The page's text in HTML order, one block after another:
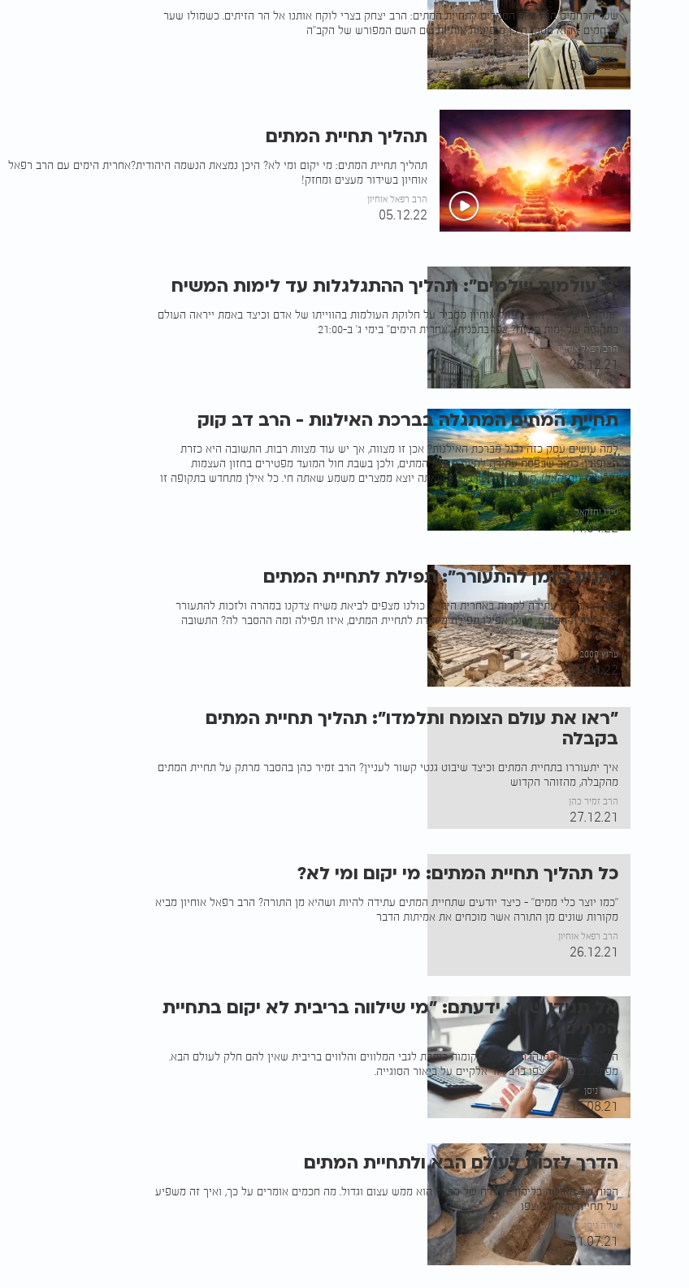
שער הרחמים הוא אחד הסמלים לתחיית המתים: הרב יצחק בצרי לוקח אותנו אל הר הזיתים. כשמולו שער
הרחמים - הוא מסמן היכן מופיעות אותיות שם השם המפורש של הקב"ה
עידו לוי
01.08.23
תהליך תחיית המתים
תהליך תחיית המתים: מי יקום ומי לא? היכן נמצאת הנשמה היהודית?אחרית הימים עם הרב רפאל
אוחיון בשידור מעצים ומחזק!
הרב רפאל אוחיון
05.12.22
"5 עולמות שלמים": תהליך ההתגלגלות עד לימות המשיח
"ותחזינה עינינו": הרב רפאל אוחיון מסביר על חלוקת העולמות בהווייתו של אדם וכיצד באמת ייראה העולם
בתקופה של ימות משיח? צפו בתכניתו "אחרית הימים" בימי ג' ב-21:00
הרב רפאל אוחיון
26.12.21
תחיית המתים המתגלה בברכת האילנות - הרב דב קוק
למה עושים עסק כזה גדול מברכת האילנות? אכן זו מצווה, אך יש עוד מצוות רבות. התשובה היא כזרת
הציפורן: כתוב שבפסח עתידה להיות תחיית המתים, ולכן בשבת חול המועד מפטירים בחזון העצמות
היבשות (יחזקאל). מצרים פירושו מת, וכשאתה יוצא ממצרים משמע שאתה חי. כל אילן מתחדש בתקופה זו
של השנה - זו תחיית המתים לשמה.
עידו יחזקאל
11.04.22
"הגיע הזמן להתעורר": תפילת לתחיית המתים
תחיית המתים עתידה לקרות באחרית הימים: כולנו מצפים לביאת משיח צדקנו במהרה ולזכות להתעורר
בעת תחיית המתים. ישנה אפילו תפילה מיוחדת לתחיית המתים, איזו תפילה ומה ההסבר לה? התשובה
בפנים
ערוץ 2000
09.01.22
"ראו את עולם הצומח ותלמדו": תהליך תחיית המתים
בקבלה
איך יתעוררו בתחיית המתים וכיצד שיבוט גנטי קשור לעניין? הרב זמיר כהן בהסבר מרתק על תחיית המתים
מהקבלה, מהזוהר הקדוש
הרב זמיר כהן
27.12.21
כל תהליך תחיית המתים: מי יקום ומי לא?
"כמו יוצר כלי ממים" - כיצד יודעים שתחיית המתים עתידה להיות ושהיא מן התורה? הרב רפאל אוחיון מביא
מקורות שונים מן התורה אשר מוכחים את אמיתות הדבר
הרב רפאל אוחיון
26.12.21
אל תגידו שלא ידעתם: "מי שילווה בריבית לא יקום בתחיית
המתים"
המשנה במסכת סנהדרין ובעוד מקומות כותבת לגבי המלווים והלווים בריבית שאין להם חלק לעולם הבא.
מפתיע במיוחד - צפו ברב דוד אלקיים על ביאור הסוגייה.
אריה ניסן
15.08.21
הדרך לזכות לעולם הבא ולתחיית המתים
הכוח של האישה בלימוד התורה של הבעל הוא ממש עצום וגדול. מה חכמים אומרים על כך, ואיך זה משפיע
על תחיית המתים? צפו
אריה ניסן
21.07.21